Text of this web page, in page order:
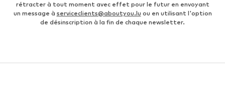
rétracter à tout moment avec effet pour le futur en envoyant
un message à serviceclients@aboutyou.lu ou en utilisant l'option
de désinscription à la fin de chaque newsletter.